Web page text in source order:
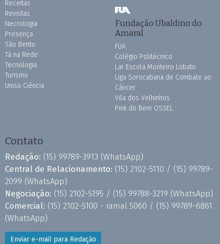
Receitas
Revistas
Necrologia
Presença
São Bento
Tá na Rede
Tecnologia
Turismo
Uniso Ciência
Fundação Ubaldino do
Amaral
FUA
Colégio Politécnico
Lar Escola Monteiro Lobato
Liga Sorocabana de Combate ao
Câncer
Vila dos Velhinhos
Pink do Bem OSSEL
Contato
Redação: (15) 99789-3913 (WhatsApp)
Central de Relacionamento: (15) 2102-5110 / (15) 99789-
2099 (WhatsApp)
Negociação: (15) 2102-5195 / (15) 99788-3219 (WhatsApp)
Comercial: (15) 2102-5100 - ramal 5060 / (15) 99789-6861
(WhatsApp)
Enviar e-mail para Redação